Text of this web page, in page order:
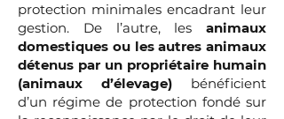
protection minimales encadrant leur
gestion. De l’autre, les animaux
domestiques ou les autres animaux
détenus par un propriétaire humain
(animaux d’élevage) bénéficient
d’un régime de protection fondé sur